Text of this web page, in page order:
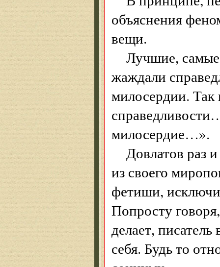
объяснения
вещи.
Лучшие, самые
жаждали
милосердии.
милосердие…».
Довлатов раз
из своего
фетиши,
Попросту
делает,
себя. Будь то